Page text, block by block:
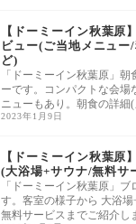
【ドーミーイン秋葉原
ビュー(ご当地メニュー
ど)
「ドーミーイン秋葉原」朝
ーです。コンパクトな会場
ニューもあり。朝食の詳細
ロナ対応など)をご紹介しま
2023年1月9日
【ドーミーイン秋葉原
(大浴場+サウナ/無料サ
「ドーミーイン秋葉原」ブ
す。客室の様子から 大浴
無料サービスまでご紹介し